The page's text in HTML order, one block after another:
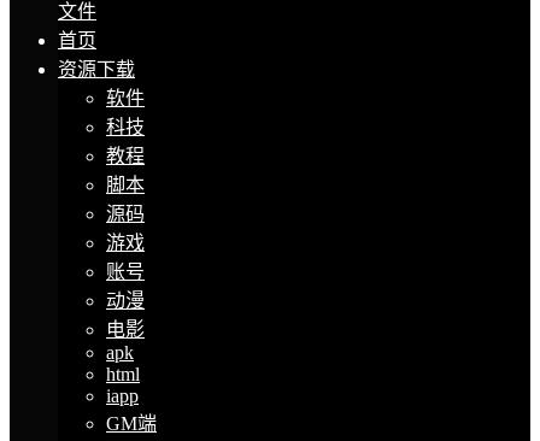
文件
首页
资源下载
软件
科技
教程
脚本
源码
游戏
账号
动漫
电影
apk
html
iapp
GM端